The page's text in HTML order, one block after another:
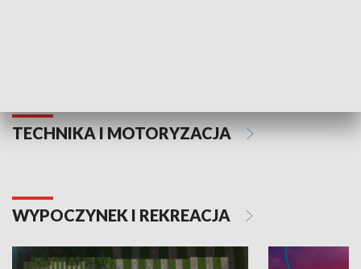
TECHNIKA I MOTORYZACJA
WYPOCZYNEK I REKREACJA